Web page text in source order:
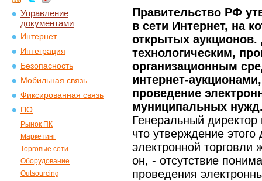
Управление
документами
Интернет
Интеграция
Безопасность
Мобильная связь
Фиксированная связь
ПО
Рынок ПК
Маркетинг
Торговые сети
Оборудование
Outsourcing
Правительство РФ
в сети Интернет, на
открытых аукционов.
технологическим,
организационным
интернет-
проведение
муниципальных
Генеральный
что утверждение
электронной торговли
он, - отсутствие
проведения